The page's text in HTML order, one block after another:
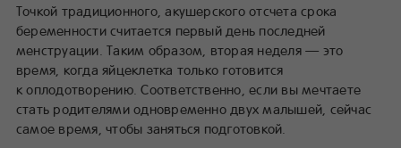
Точкой традиционного, акушерского отсчета срока
беременности считается первый день последней
менструации. Таким образом, вторая неделя — это
время, когда яйцеклетка только готовится
к оплодотворению. Соответственно, если вы мечтаете
стать родителями одновременно двух малышей, сейчас
самое время, чтобы заняться подготовкой.